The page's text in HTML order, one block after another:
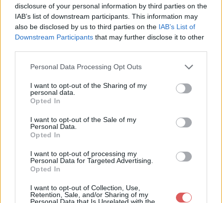
disclosure of your personal information by third parties on the
IAB’s list of downstream participants. This information may
also be disclosed by us to third parties on the IAB’s List of
Downstream Participants that may further disclose it to other
Personal Data Processing Opt Outs
I want to opt-out of the Sharing of my
personal data.
Opted In
I want to opt-out of the Sale of my
Personal Data.
Opted In
I want to opt-out of processing my
Personal Data for Targeted Advertising.
Opted In
I want to opt-out of Collection, Use,
Retention, Sale, and/or Sharing of my
Personal Data that Is Unrelated with the
Manghyschlack).pdf sur le Web
et les réseaux sociaux:
Télécharger le fichier MENNER,
V.V. (1928)_(Paléogène Manghys
chlack).pdf
Télécharger MENNER, V.V. (1928)_